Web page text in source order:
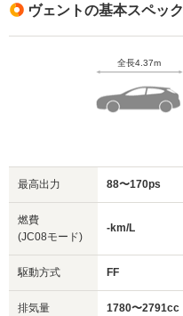
ヴェントの基本スペック
全長4.37m
最高出力 88〜170ps
燃費
(JC08モード)
-km/L
駆動方式 FF
排気量 1780〜2791cc